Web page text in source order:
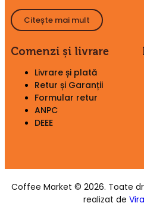
Citește mai mult
Comenzi și livrare
Livrare și plată
Retur și Garanții
Formular retur
ANPC
DEEE
Coffee Market © 2026. Toate
realizat de